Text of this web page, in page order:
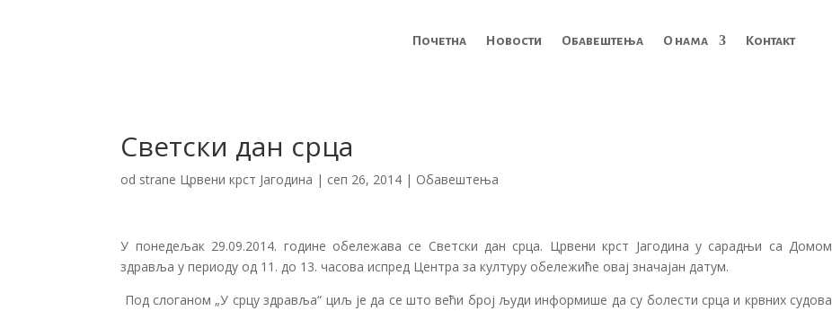
Почетна Новости Обавештења О нама Контакт
Светски дан срца
od strane Црвени крст Јагодина | сеп 26, 2014 | Обавештења
У понедељак 29.09.2014. године обележава се Светски дан срца. Црвени крст Јагодина у сарадњи са Домом
здравља у периоду од 11. до 13. часова испред Центра за културу обележиће овај значајан датум.
Под слоганом „У срцу здравља“ циљ је да се што већи број људи информише да су болести срца и крвних судова